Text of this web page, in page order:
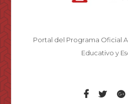
Portal del Programa Oficial
Educativo y